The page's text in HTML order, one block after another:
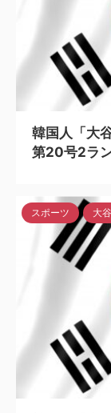
韓国人「大
第20号2ラ
スポーツ 大